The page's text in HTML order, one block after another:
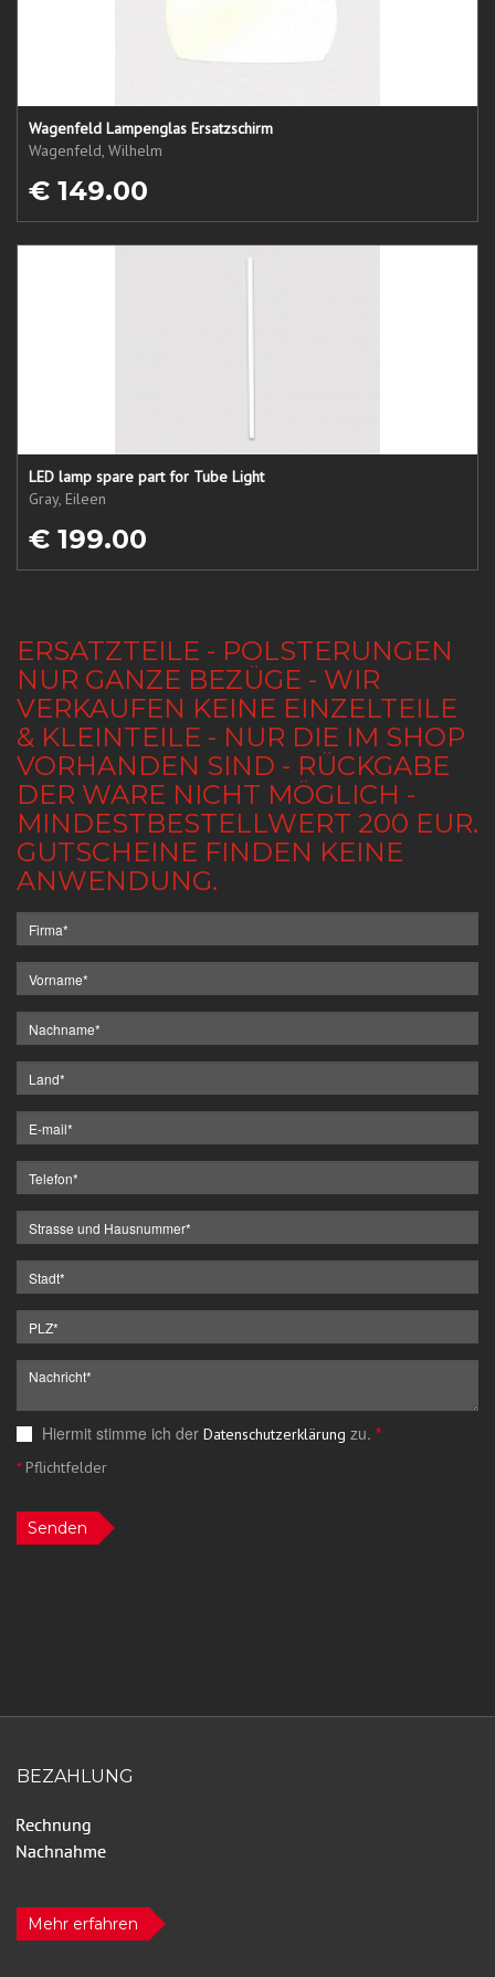
Wagenfeld Lampenglas Ersatzschirm
Wagenfeld, Wilhelm
€ 149.00
LED lamp spare part for Tube Light
Gray, Eileen
€ 199.00
ERSATZTEILE - POLSTERUNGEN
NUR GANZE BEZÜGE - WIR
VERKAUFEN KEINE EINZELTEILE
& KLEINTEILE - NUR DIE IM SHOP
VORHANDEN SIND - RÜCKGABE
DER WARE NICHT MÖGLICH -
MINDESTBESTELLWERT 200 EUR.
GUTSCHEINE FINDEN KEINE
ANWENDUNG.
Hiermit stimme ich der Datenschutzerklärung zu. *
*Pflichtfelder
Senden
BEZAHLUNG
Mehr erfahren